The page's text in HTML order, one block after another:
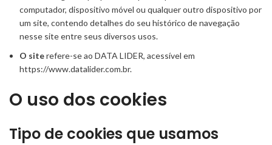
computador, dispositivo móvel ou qualquer outro dispositivo por
um site, contendo detalhes do seu histórico de navegação
nesse site entre seus diversos usos.
O siterefere-se ao DATA LIDER, acessível em
https://www.datalider.com.br.
O uso dos cookies
Tipo de cookies que usamos